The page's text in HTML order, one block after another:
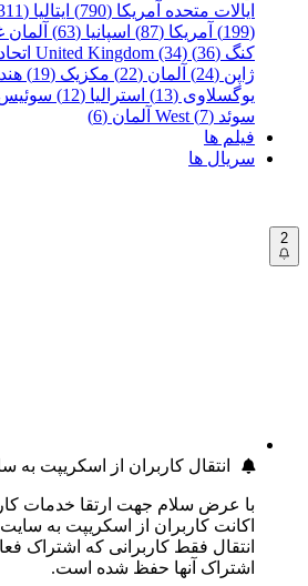
ایالات متحده آمریکا (790)
ایتالیا (311)
(199)
آمریکا (87) اسپانیا (63) آلمان
کنگ (36)
United Kingdom (34)
ژاپن (24)
آلمان (22) مکزیک (19)
یوگسلاوی (13)
استرالیا (12) سوئیس
سوئد (7)
West آلمان (6)
فیلم ها
سریال ها
2
انتقال کاربران از اسکریپت به
با عرض سلام جهت ارتقا خدمات
اکانت کاربران از اسکریپت به
انتقال فقط کاربرانی که اشتراک
اشتراک آنها حفظ شده است.